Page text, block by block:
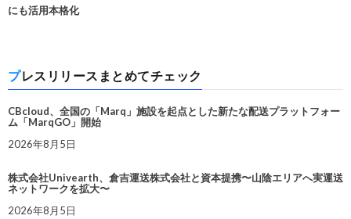
にも活用本格化
プレスリリースまとめてチェック
CBcloud、全国の「Marq」施設を起点とした新たな配送プラットフォー
ム「MarqGO」開始
2026年8月5日
株式会社Univearth、倉吉運送株式会社と資本提携〜山陰エリアへ実運送
ネットワークを拡大〜
2026年8月5日